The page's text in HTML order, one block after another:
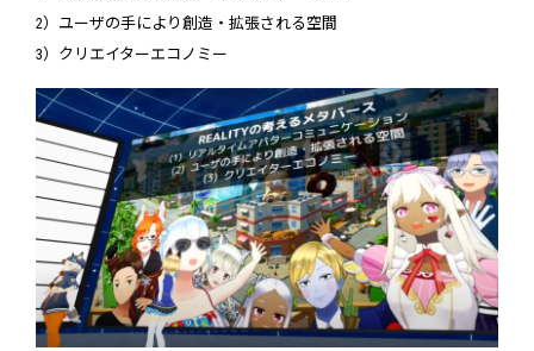
2）ユーザの手により創造・拡張される空間
3）クリエイターエコノミー